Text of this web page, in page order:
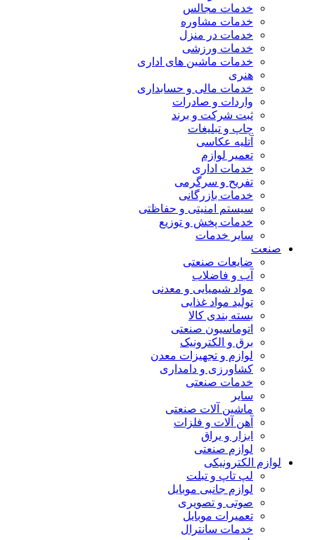
خدمات مجالس
خدمات مشاوره
خدمات در منزل
خدمات ورزشی
خدمات ماشین های اداری
هنری
خدمات مالی و حسابداری
واردات و صادرات
ثبت شرکت و برند
چاپ و تبلیغات
آتلیه عکاسی
تعمیر لوازم
خدمات اداری
تفریح و سرگرمی
خدمات بازرگانی
سیستم امنیتی و حفاظتی
خدمات پخش و توزیع
سایر خدمات
صنعت
ضایعات صنعتی
آب و فاضلاب
مواد شیمیایی و معدنی
تولید مواد غذایی
بسته بندی کالا
اتوماسیون صنعتی
برق و الکترونیک
لوازم و تجهیزات معدن
کشاورزی و دامداری
خدمات صنعتی
سایر
ماشین آلات صنعتی
آهن آلات و فلزات
ابزار و یراق
لوازم صنعتی
لوازم الکترونیکی
لپ تاپ و تبلت
لوازم جانبی موبایل
صوتی و تصویری
تعمیرات موبایل
خدمات سانترال